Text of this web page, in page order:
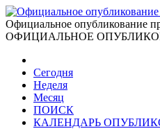
Официальное опубликование
ОФИЦИАЛЬНОЕ
Сегодня
Неделя
Месяц
ПОИСК
КАЛЕНДАРЬ